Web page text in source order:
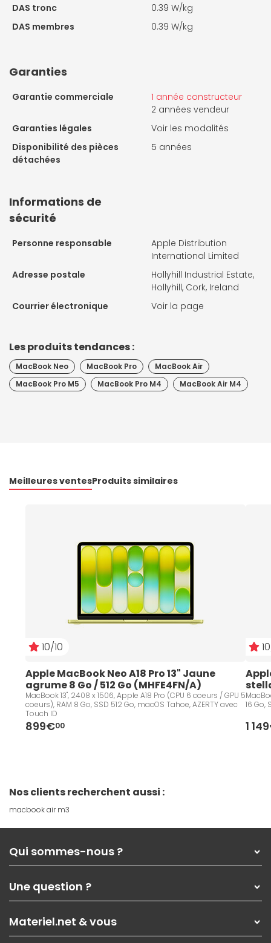
DAS tronc
0.39 W/kg
DAS membres
0.39 W/kg
Garanties
Garantie commerciale
1 année constructeur
2 années vendeur
Garanties légales
Voir les modalités
Disponibilité des pièces
détachées
5 années
Informations de
sécurité
Personne responsable
Apple Distribution
International Limited
Adresse postale
Hollyhill Industrial Estate,
Hollyhill, Cork, Ireland
Courrier électronique
Voir la page
Les produits tendances :
MacBook Neo MacBook Pro
MacBook Air
MacBook Pro M5
MacBook Pro M4 MacBook Air M4
Meilleures ventesProduits similaires
10/10
Apple MacBook Neo A18 Pro 13" Jaune
agrume 8 Go / 512 Go (MHFE4FN/A)
MacBook 13", 2408 x 1506, Apple A18 Pro (CPU 6 coeurs / GPU 5
coeurs), RAM 8 Go, SSD 512 Go, macOS Tahoe, AZERTY avec
Touch ID
899€00
16 Go,
1
Nos clients recherchent aussi :
macbook air m3
Qui sommes-nous ?
Nos services
Les magasins Materiel.net
Nos solutions pour les pros
Contactez-nous
Une question ?
Paiement, livraison
Garanties,Pack Zen
Materiel.net & vous